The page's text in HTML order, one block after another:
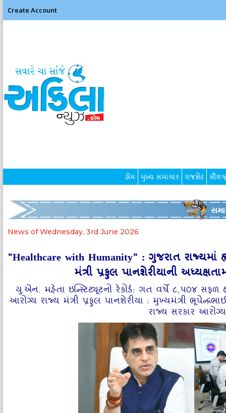
Create Account
હોમ મુખ્ય સમાચાર રાજકોટ
News of Wednesday, 3rd June 2026
"Healthcare with Humanity" : ગુજરાત
મંત્રી પ્રફુલ પાનશેરીયાની
યુ.એન. મહેતા ઇન્સ્ટિટ્યૂટનો રેકોર્ડ: ગત વર્ષે ૮,૫૦૪
આરોગ્ય રાજ્ય મંત્રી પ્રફુલ પાનશેરીયા : મુખ્યમંત્રી
રાજ્ય સરકાર